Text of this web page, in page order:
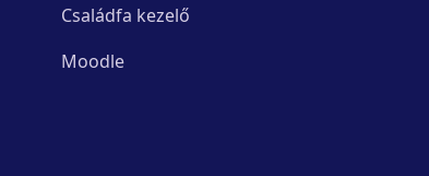
Családfa kezelő
Moodle